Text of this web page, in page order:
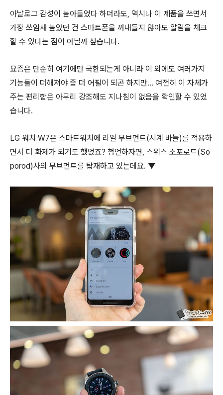
아날로그 감성이 높아들었다 하더라도, 역시나 이 제품을 쓰면서
가장 쓰임새 높았던 건 스마트폰을 꺼내들지 않아도 알림을 체크
할 수 있다는 점이 아닐까 싶습니다.
요즘은 단순히 여기에만 국한되는게 아니라 이 외에도 여러가지
기능들이 더해져야 좀 더 어필이 되곤 하지만… 여전히 이 자체가
주는 편리함은 아무리 강조해도 지나침이 없음을 확인할 수 있었
습니다.
LG 워치 W7은 스마트워치에 리얼 무브먼트(시계 바늘)를 적용하
면서 더 화제가 되기도 했었죠? 첨언하자면, 스위스 소포로드(So
porod)사의 무브먼트를 탑재하고 있는데요. ▼